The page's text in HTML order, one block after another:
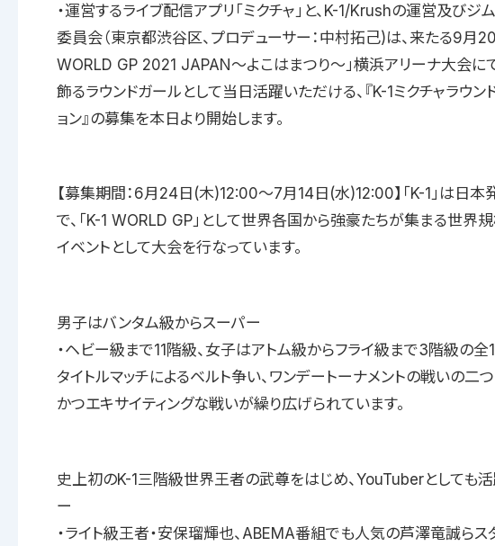
・運営するライブ配信アプリ「ミクチャ」と、K-1/Krushの運営及びジ
委員会（東京都渋谷区、プロデューサー：中村拓己)は、来たる9月20
WORLD GP 2021 JAPAN〜よこはまつり〜」横浜アリーナ大会にて
飾るラウンドガールとして当日活躍いただける、『K-1ミクチャラウン
ョン』の募集を本日より開始します。
【募集期間：6月24日(木)12:00〜7月14日(水)12:00】「K-1」は日
で、「K-1 WORLD GP」として世界各国から強豪たちが集まる世界
イベントとして大会を行なっています。
男子はバンタム級からスーパー
・ヘビー級まで11階級、女子はアトム級からフライ級まで3階級の全
タイトルマッチによるベルト争い、ワンデートーナメントの戦いの二
かつエキサイティングな戦いが繰り広げられています。
史上初のK-1三階級世界王者の武尊をはじめ、YouTuberとしても
ー
・ライト級王者・安保瑠輝也、ABEMA番組でも人気の芦澤竜誠ら